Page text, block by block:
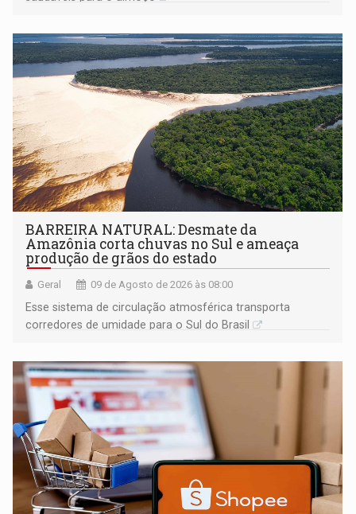
BARREIRA NATURAL: Desmate da
Amazônia corta chuvas no Sul e ameaça
produção de grãos do estado
Geral 09 de Agosto de 2026 às 08:00
Esse sistema de circulação atmosférica transporta
corredores de umidade para o Sul do Brasil